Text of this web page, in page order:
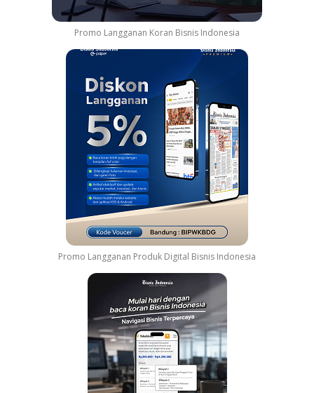
Promo Langganan Koran Bisnis Indonesia
Promo Langganan Produk Digital Bisnis Indonesia